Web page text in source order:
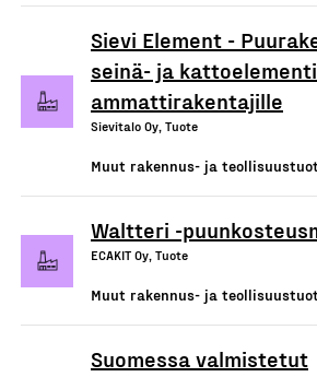
Sievi Element -
seinä- ja
ammattirakentajille
Sievitalo Oy, Tuote
Muut rakennus- ja
Waltteri -
ECAKIT Oy, Tuote
Muut rakennus- ja
Suomessa valmistetut